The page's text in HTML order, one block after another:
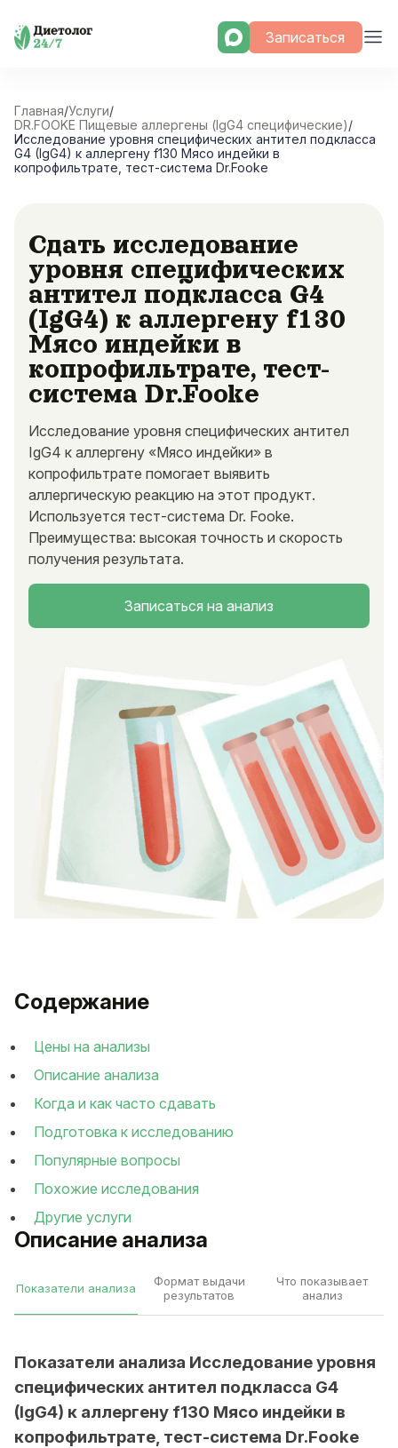
Skip
Записаться
Главная/Услуги/
DR.FOOKE Пищевые аллергены (IgG4 специфические)/
Исследование уровня специфических антител подкласса
G4 (IgG4) к аллергену f130 Мясо индейки в
копрофильтрате, тест-система Dr.Fooke
Сдать исследование
уровня специфических
антител подкласса G4
(IgG4) к аллергену f130
Мясо индейки в
копрофильтрате, тест-
система Dr.Fooke
Исследование уровня специфических антител
IgG4 к аллергену «Мясо индейки» в
копрофильтрате помогает выявить
аллергическую реакцию на этот продукт.
Используется тест-система Dr. Fooke.
Преимущества: высокая точность и скорость
получения результата.
Записаться на анализ
Описание анализа
Показатели анализа
Формат выдачи
результатов
Что показывает
анализ
Показатели анализа Исследование уровня
специфических антител подкласса G4
(IgG4) к аллергену f130 Мясо индейки в
копрофильтрате, тест-система Dr.Fooke
Содержание
Цены на анализы
Описание анализа
Когда и как часто сдавать
Подготовка к исследованию
Популярные вопросы
Похожие исследования
Другие услуги